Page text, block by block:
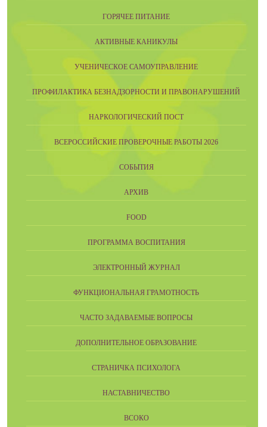
ГОРЯЧЕЕ ПИТАНИЕ
АКТИВНЫЕ КАНИКУЛЫ
УЧЕНИЧЕСКОЕ САМОУПРАВЛЕНИЕ
ПРОФИЛАКТИКА БЕЗНАДЗОРНОСТИ И ПРАВОНАРУШЕНИЙ
НАРКОЛОГИЧЕСКИЙ ПОСТ
ВСЕРОССИЙСКИЕ ПРОВЕРОЧНЫЕ РАБОТЫ 2026
СОБЫТИЯ
АРХИВ
FOOD
ПРОГРАММА ВОСПИТАНИЯ
ЭЛЕКТРОННЫЙ ЖУРНАЛ
ФУНКЦИОНАЛЬНАЯ ГРАМОТНОСТЬ
ЧАСТО ЗАДАВАЕМЫЕ ВОПРОСЫ
ДОПОЛНИТЕЛЬНОЕ ОБРАЗОВАНИЕ
СТРАНИЧКА ПСИХОЛОГА
НАСТАВНИЧЕСТВО
ВСОКО